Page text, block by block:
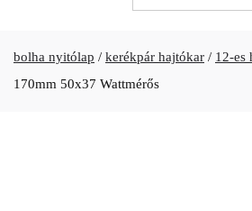
bolha nyitólap / kerékpár hajtókar / 12-es
170mm 50x37 Wattmérős